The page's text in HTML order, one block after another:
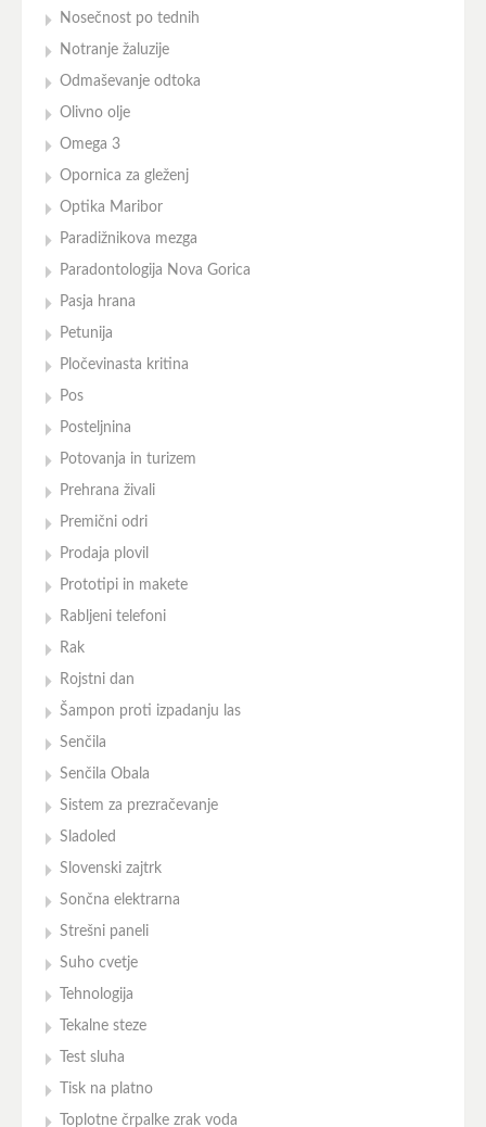
Nosečnost po tednih
Notranje žaluzije
Odmaševanje odtoka
Olivno olje
Omega 3
Opornica za gleženj
Optika Maribor
Paradižnikova mezga
Paradontologija Nova Gorica
Pasja hrana
Petunija
Pločevinasta kritina
Pos
Posteljnina
Potovanja in turizem
Prehrana živali
Premični odri
Prodaja plovil
Prototipi in makete
Rabljeni telefoni
Rak
Rojstni dan
Šampon proti izpadanju las
Senčila
Senčila Obala
Sistem za prezračevanje
Sladoled
Slovenski zajtrk
Sončna elektrarna
Strešni paneli
Suho cvetje
Tehnologija
Tekalne steze
Test sluha
Tisk na platno
Toplotne črpalke zrak voda